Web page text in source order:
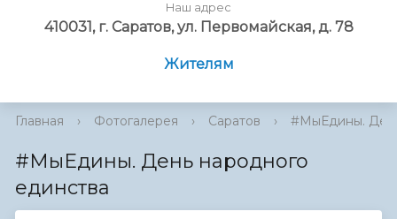
Наш адрес
410031, г. Саратов, ул. Первомайская, д. 78
Жителям
Главная › Фотогалерея › Саратов › #МыЕдины.
#МыЕдины. День народного
единства